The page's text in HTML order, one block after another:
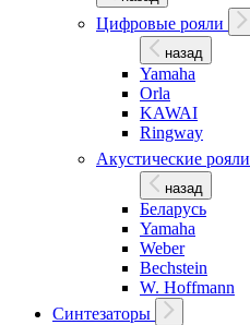
Цифровые рояли
назад
Yamaha
Orla
KAWAI
Ringway
Акустические рояли
назад
Беларусь
Yamaha
Weber
Bechstein
W. Hoffmann
Синтезаторы